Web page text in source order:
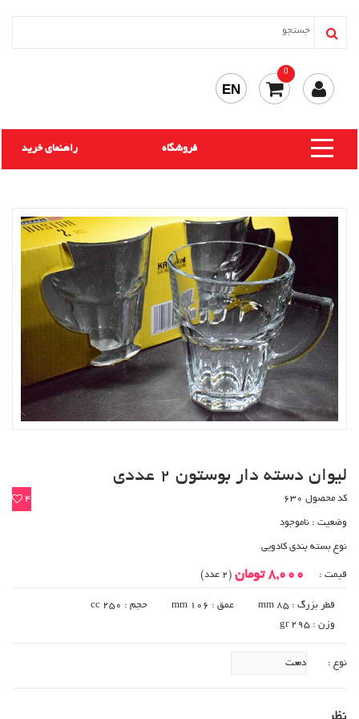
0
EN
راهنمای خرید فروشگاه
لیوان دسته دار بوستون 2 عددی
4 کد محصول 630
وضعیت : ناموجود
نوع بسته بندی کادویی
قیمت : 8,000 تومان (2 عدد)
قطر بزرگ : 85 mm عمق : 106 mm
حجم : 250 cc
وزن : 295 gr
نوع :